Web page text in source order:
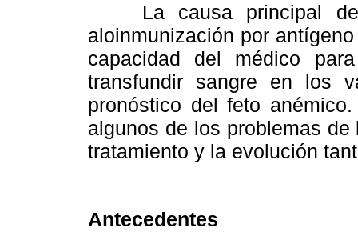
La causa principal de
aloinmunización por
capacidad del médico
transfundir sangre en los
pronóstico del feto
algunos de los problemas
tratamiento y la evolución
Antecedentes